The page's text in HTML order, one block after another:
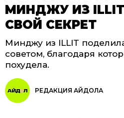
МИНДЖУ ИЗ
СВОЙ СЕКРЕТ
Минджу из ILLIT
советом, благодаря
похудела.
РЕДАКЦИЯ АЙДОЛА